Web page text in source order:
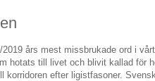
års mest missbrukade ord i vårt
hotats till livet och blivit kallad för
efter ligistfasoner.